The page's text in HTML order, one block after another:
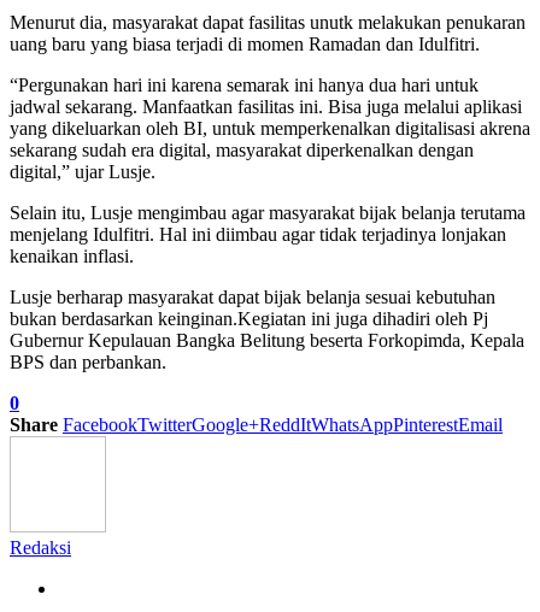
Menurut dia, masyarakat dapat fasilitas unutk melakukan penukaran
uang baru yang biasa terjadi di momen Ramadan dan Idulfitri.
“Pergunakan hari ini karena semarak ini hanya dua hari untuk
jadwal sekarang. Manfaatkan fasilitas ini. Bisa juga melalui aplikasi
yang dikeluarkan oleh BI, untuk memperkenalkan digitalisasi akrena
sekarang sudah era digital, masyarakat diperkenalkan dengan
digital,” ujar Lusje.
Selain itu, Lusje mengimbau agar masyarakat bijak belanja terutama
menjelang Idulfitri. Hal ini diimbau agar tidak terjadinya lonjakan
kenaikan inflasi.
Lusje berharap masyarakat dapat bijak belanja sesuai kebutuhan
bukan berdasarkan keinginan.Kegiatan ini juga dihadiri oleh Pj
Gubernur Kepulauan Bangka Belitung beserta Forkopimda, Kepala
BPS dan perbankan.
0
Share FacebookTwitterGoogle+ReddItWhatsAppPinterestEmail
Redaksi